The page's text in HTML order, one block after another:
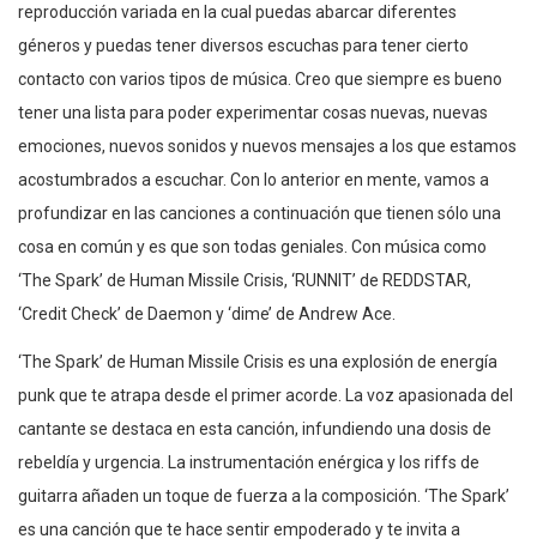
reproducción variada en la cual puedas abarcar diferentes
géneros y puedas tener diversos escuchas para tener cierto
contacto con varios tipos de música. Creo que siempre es bueno
tener una lista para poder experimentar cosas nuevas, nuevas
emociones, nuevos sonidos y nuevos mensajes a los que estamos
acostumbrados a escuchar. Con lo anterior en mente, vamos a
profundizar en las canciones a continuación que tienen sólo una
cosa en común y es que son todas geniales. Con música como
‘The Spark’ de Human Missile Crisis, ‘RUNNIT’ de REDDSTAR,
‘Credit Check’ de Daemon y ‘dime’ de Andrew Ace.
‘The Spark’ de Human Missile Crisis es una explosión de energía
punk que te atrapa desde el primer acorde. La voz apasionada del
cantante se destaca en esta canción, infundiendo una dosis de
rebeldía y urgencia. La instrumentación enérgica y los riffs de
guitarra añaden un toque de fuerza a la composición. ‘The Spark’
es una canción que te hace sentir empoderado y te invita a